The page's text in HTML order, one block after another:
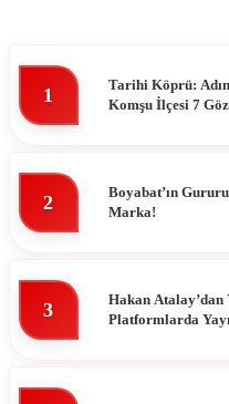
1
Tarihi Köprü:
Komşu İlçesi 7
2
Boyabat’ın
Marka!
3
Hakan Atalay’dan
Platformlarda